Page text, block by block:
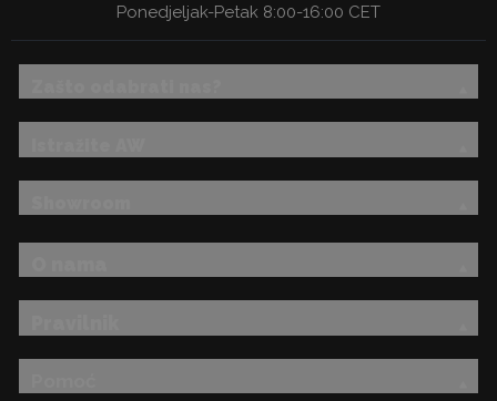
Ponedjeljak-Petak 8:00-16:00 CET